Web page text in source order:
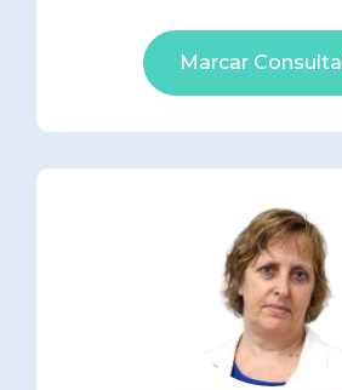
Marcar Consulta